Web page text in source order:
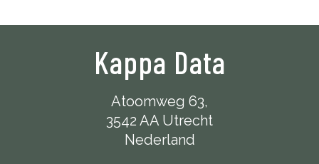
Kappa Data
Atoomweg 63,
3542 AA Utrecht
Nederland